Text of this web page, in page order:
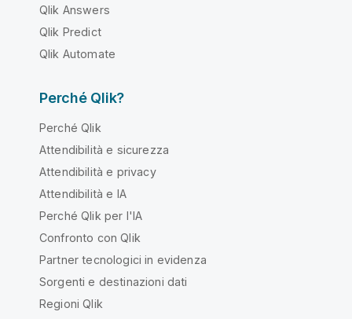
Qlik Answers
Qlik Predict
Qlik Automate
Perché Qlik?
Perché Qlik
Attendibilità e sicurezza
Attendibilità e privacy
Attendibilità e IA
Perché Qlik per l'IA
Confronto con Qlik
Partner tecnologici in evidenza
Sorgenti e destinazioni dati
Regioni Qlik